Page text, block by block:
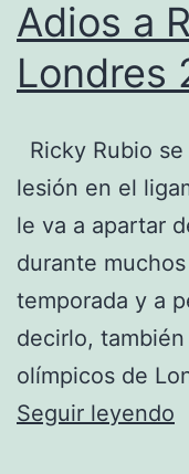
Adios a
Londres
Ricky Rubio
lesión en el
le va a apartar
durante
temporada y a
decirlo,
olímpicos de
Seguir leyendo